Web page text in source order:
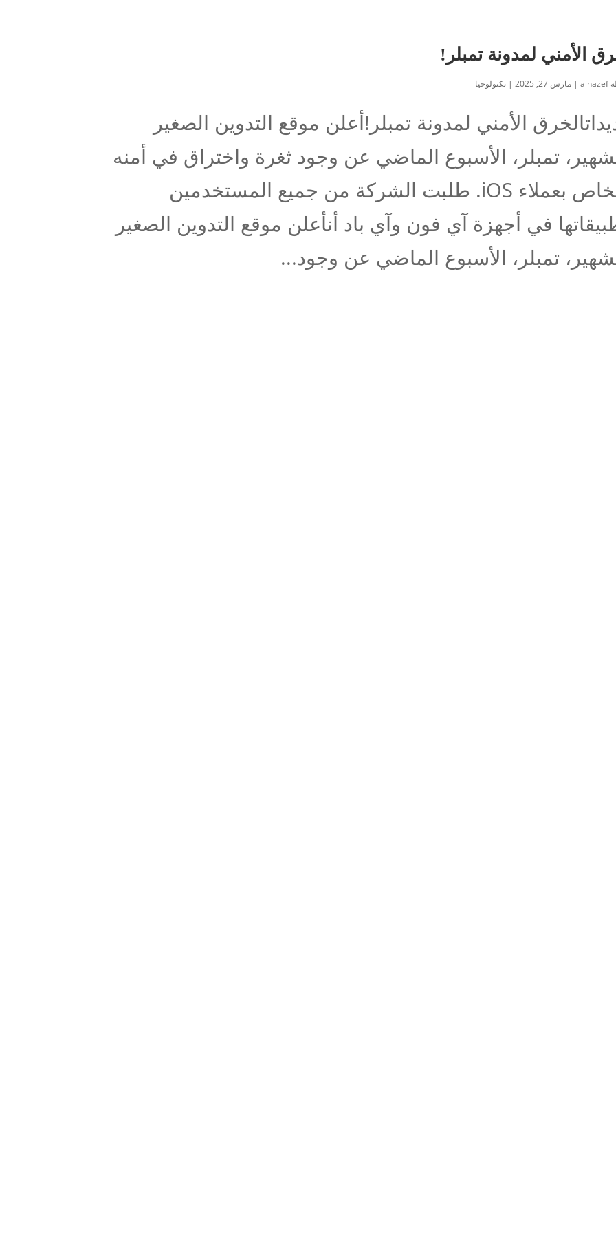
الأمني لمدونة تمبلر!
alnazef
| مارس 27, 2025 | تكنولوجيا
الأمني لمدونة تمبلر!أعلن موقع التدوين الصغير
تمبلر، الأسبوع الماضي عن وجود ثغرة واختراق في أمنه
والخاص بعملاء iOS. طلبت الشركة من جميع المستخدمين
في أجهزة آي فون وآي باد أنأعلن موقع التدوين الصغير
تمبلر، الأسبوع الماضي عن وجود...